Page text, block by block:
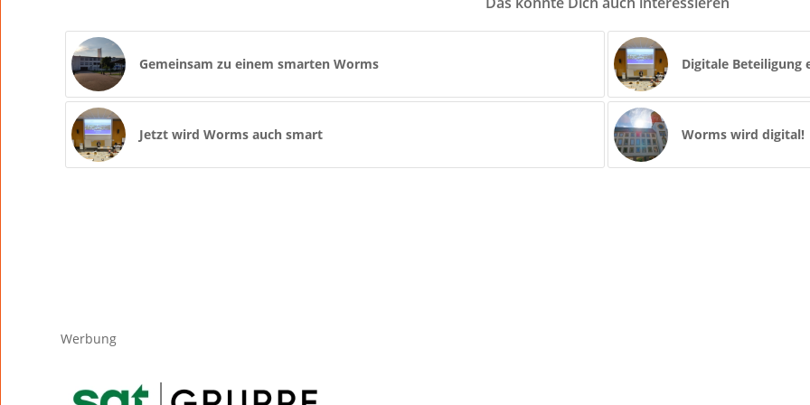
Gemeinsam zu einem smarten Worms Digitale Beteiligung
Jetzt wird Worms auch smart Worms wird digital!
Werbung